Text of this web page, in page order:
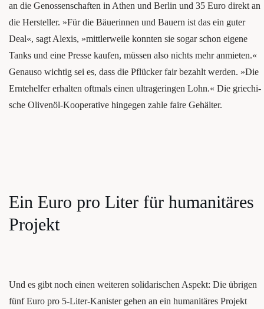
an die Genos­sen­schaf­ten in Athen und Ber­lin und 35 Euro direkt an
die Her­stel­ler. »Für die Bäue­rin­nen und Bau­ern ist das ein guter
Deal«, sagt Alexis, »mitt­ler­wei­le konn­ten sie sogar schon eige­ne
Tanks und eine Pres­se kau­fen, müs­sen also nichts mehr anmie­ten.«
Genau­so wich­tig sei es, dass die Pflü­cker fair bezahlt wer­den. »Die
Ern­te­hel­fer erhal­ten oft­mals einen ultra­ge­rin­gen Lohn.« Die grie­chi­
sche Oli­ven­öl-Koope­ra­ti­ve hin­ge­gen zah­le fai­re Gehälter.
Ein Euro pro Liter für huma­ni­tä­res
Projekt
Und es gibt noch einen wei­te­ren soli­da­ri­schen Aspekt: Die übri­gen
fünf Euro pro 5‑Li­ter-Kanis­ter gehen an ein huma­ni­tä­res Pro­jekt